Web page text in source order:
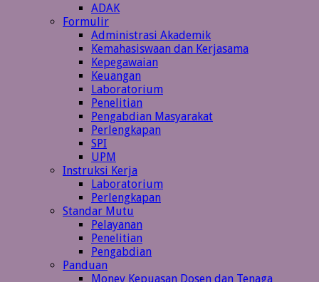
ADAK
Formulir
Administrasi Akademik
Kemahasiswaan dan Kerjasama
Kepegawaian
Keuangan
Laboratorium
Penelitian
Pengabdian Masyarakat
Perlengkapan
SPI
UPM
Instruksi Kerja
Laboratorium
Perlengkapan
Standar Mutu
Pelayanan
Penelitian
Pengabdian
Panduan
Monev Kepuasan Dosen dan Tenaga